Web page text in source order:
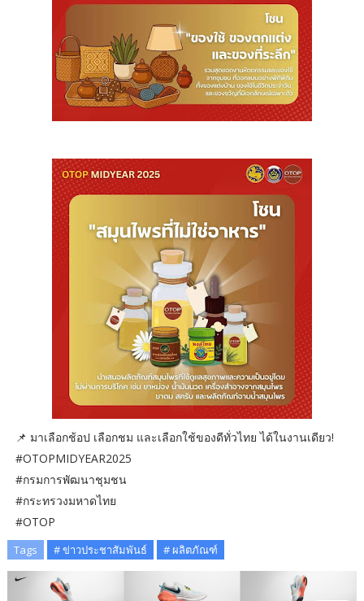
📌 มาเลือกช้อป เลือกชม และเลือกใช้ของดีทั่วไทย ได้ในงานเดียว!
#OTOPMIDYEAR2025
#กรมการพัฒนาชุมชน
#กระทรวงมหาดไทย
#OTOP
Tags # ข่าวประชาสัมพันธ์ # ผลิตภัณฑ์